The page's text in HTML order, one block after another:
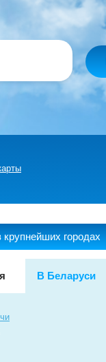
крупнейших городах
В Беларуси